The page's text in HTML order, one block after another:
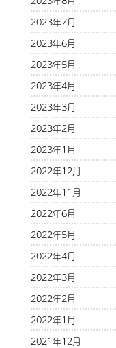
2023年7月
2023年6月
2023年5月
2023年4月
2023年3月
2023年2月
2023年1月
2022年12月
2022年11月
2022年6月
2022年5月
2022年4月
2022年3月
2022年2月
2022年1月
2021年12月